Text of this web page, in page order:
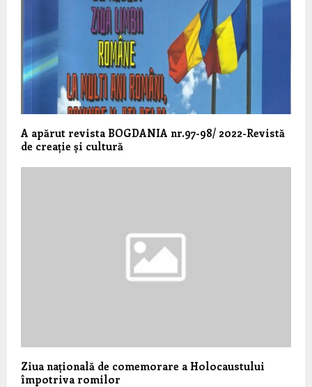
A apărut revista BOGDANIA nr.97-98/ 2022-Revistă
de creație și cultură
Ziua națională de comemorare a Holocaustului
împotriva romilor